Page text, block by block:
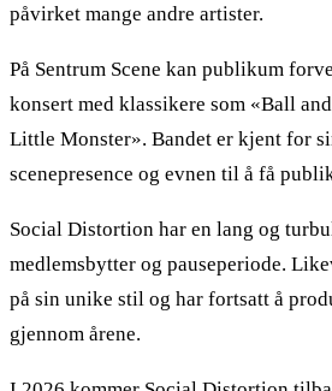
påvirket mange andre artister.
På Sentrum Scene kan publikum
konsert med klassikere som «Ball
Little Monster». Bandet er kjent for
scenepresence og evnen til å få
Social Distortion har en lang og
medlemsbytter og pauseperiode.
på sin unike stil og har fortsatt å
gjennom årene.